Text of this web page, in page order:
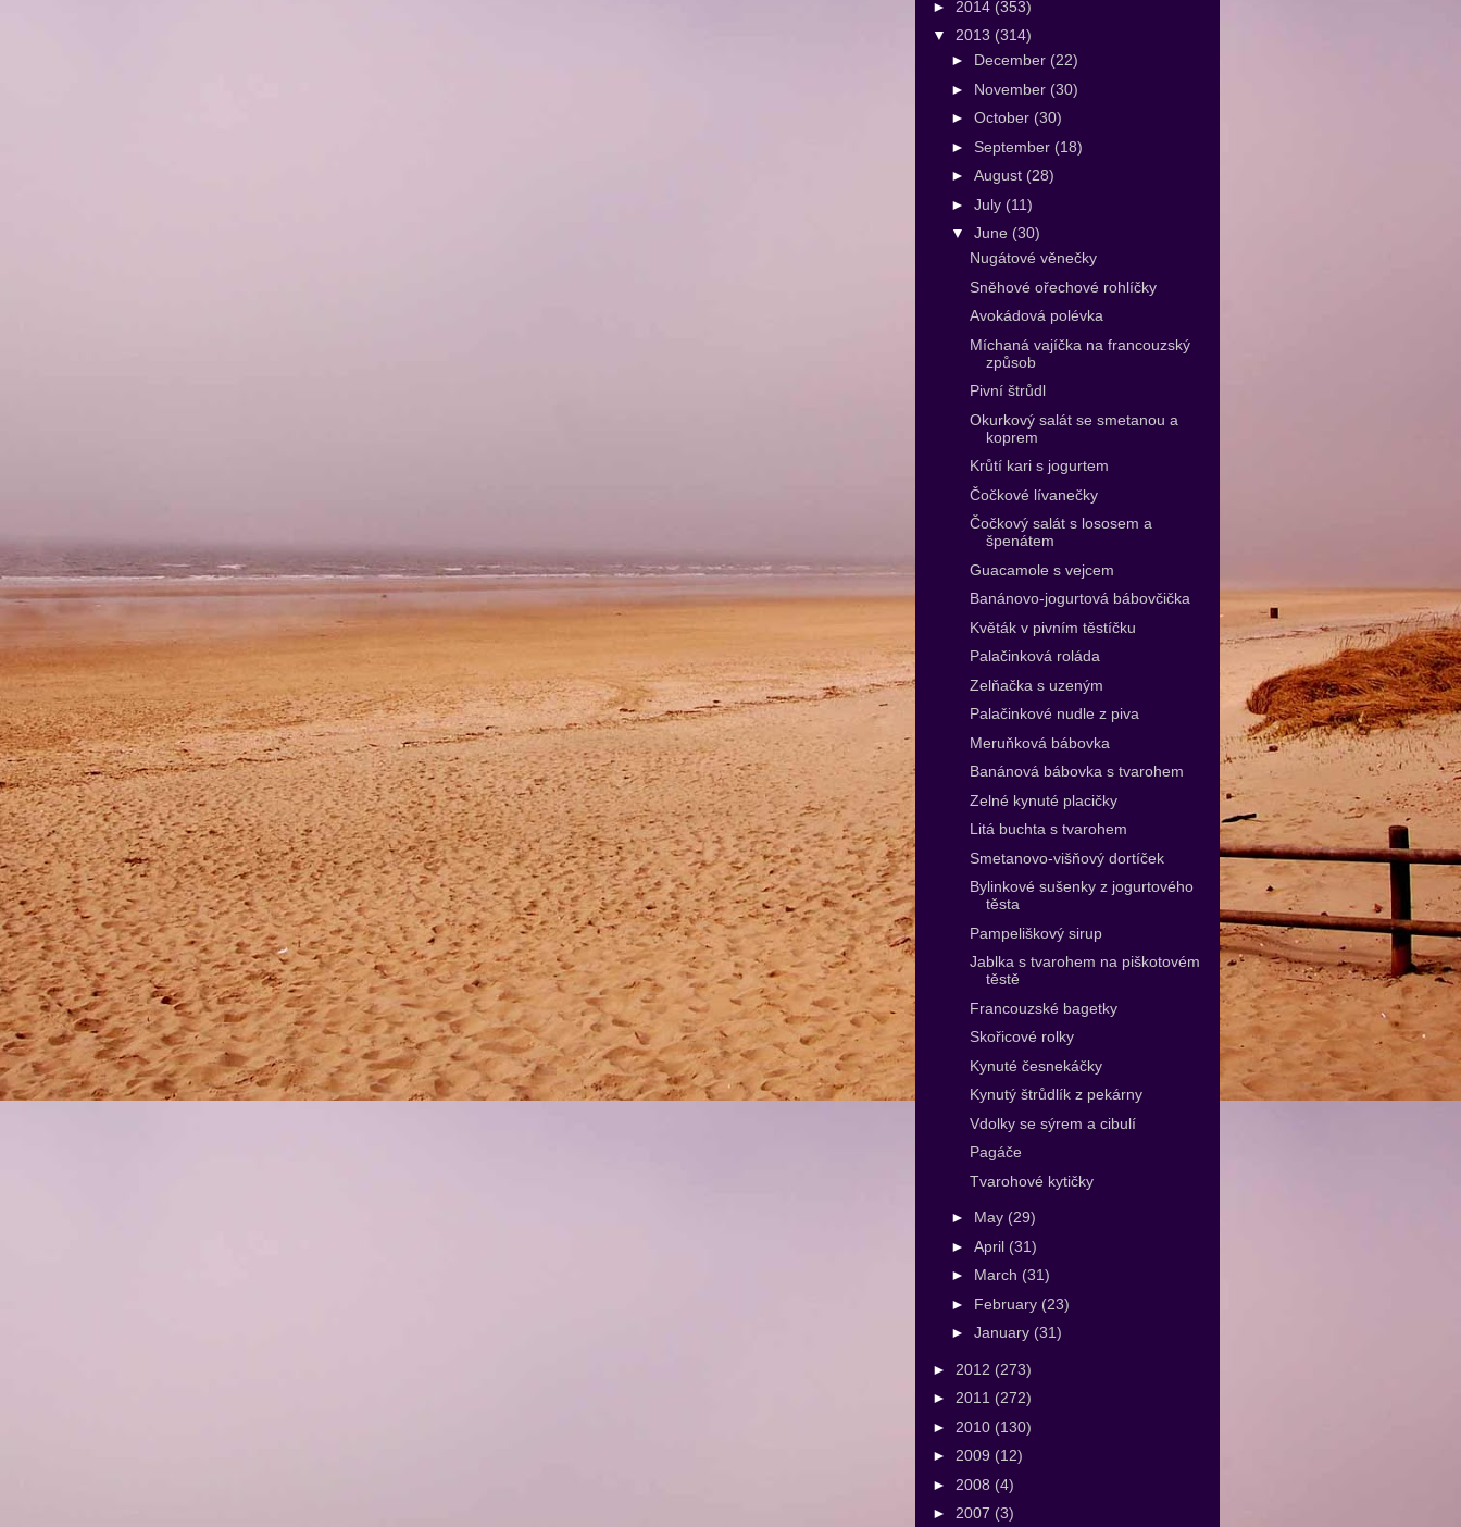
► 2014 (353)
▼ 2013 (314)
► December (22)
► November (30)
► October (30)
► September (18)
► August (28)
► July (11)
▼ June (30)
Nugátové věnečky
Sněhové ořechové rohlíčky
Avokádová polévka
Míchaná vajíčka na francouzský
způsob
Pivní štrůdl
Okurkový salát se smetanou a
koprem
Krůtí kari s jogurtem
Čočkové lívanečky
Čočkový salát s lososem a
špenátem
Guacamole s vejcem
Banánovo-jogurtová bábovčička
Květák v pivním těstíčku
Palačinková roláda
Zelňačka s uzeným
Palačinkové nudle z piva
Meruňková bábovka
Banánová bábovka s tvarohem
Zelné kynuté placičky
Litá buchta s tvarohem
Smetanovo-višňový dortíček
Bylinkové sušenky z jogurtového
těsta
Pampeliškový sirup
Jablka s tvarohem na piškotovém
těstě
Francouzské bagetky
Skořicové rolky
Kynuté česnekáčky
Kynutý štrůdlík z pekárny
Vdolky se sýrem a cibulí
Pagáče
Tvarohové kytičky
► May (29)
► April (31)
► March (31)
► February (23)
► January (31)
► 2012 (273)
► 2011 (272)
► 2010 (130)
► 2009 (12)
► 2008 (4)
► 2007 (3)